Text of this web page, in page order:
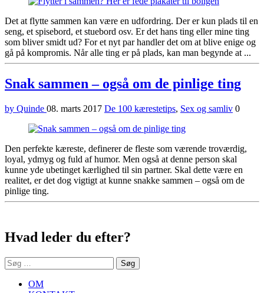
Det at flytte sammen kan være en udfordring. Der er kun plads til en
seng, et spisebord, et stuebord osv. Er det hans ting eller mine ting
som bliver smidt ud? For et nyt par handler det om at blive enige og
gå på kompromis. Når alle ting er på plads, kan man begynde at ...
Snak sammen – også om de pinlige ting
by Quinde 08. marts 2017 De 100 kærestetips, Sex og samliv 0
Den perfekte kæreste, definerer de fleste som værende troværdig,
loyal, ydmyg og fuld af humor. Men også at denne person skal
kunne yde ubetinget kærlighed til sin partner. Skal dette være en
realitet, er det dog vigtigt at kunne snakke sammen – også om de
pinlige ting.
Hvad leder du efter?
Søg
efter:
OM